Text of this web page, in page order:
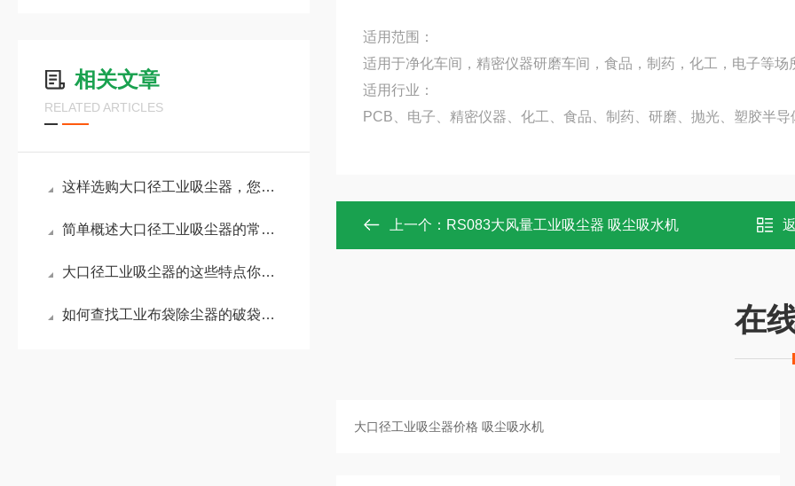
相关文章
RELATED ARTICLES
这样选购大口径工业吸尘器，您是否真的满意了？
简单概述大口径工业吸尘器的常见故障及排查方法
大口径工业吸尘器的这些特点你都了解吗？
如何查找工业布袋除尘器的破袋和内部漏焊
适用范围：
适用于净化车间，精密仪器研磨车间，食品，制药，化工，电子等
适用行业：
PCB、电子、精密仪器、化工、食品、制药、研磨、抛光、塑胶半导
上一个： RS083大风量工业吸尘器 吸尘吸水机
在